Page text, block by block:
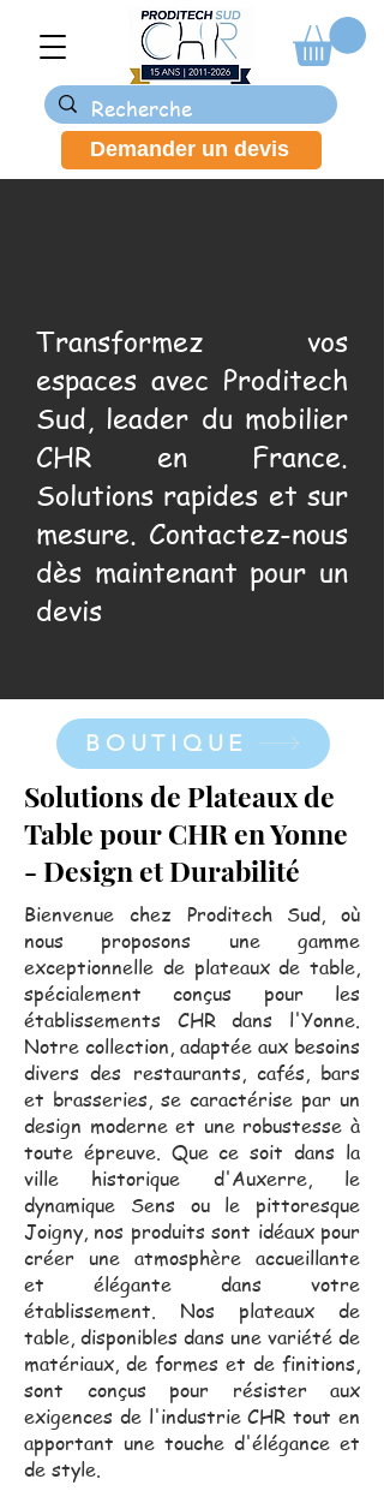
Demander un devis
Transformez vos
espaces avec Proditech
Sud, leader du mobilier
CHR en France.
Solutions rapides et sur
mesure. Contactez-nous
dès maintenant pour un
devis
BOUTIQUE
Solutions de Plateaux de
Table pour CHR en Yonne
- Design et Durabilité
Bienvenue chez Proditech Sud, où
nous proposons une gamme
exceptionnelle de plateaux de table,
spécialement conçus pour les
établissements CHR dans l'Yonne.
Notre collection, adaptée aux besoins
divers des restaurants, cafés, bars
et brasseries, se caractérise par un
design moderne et une robustesse à
toute épreuve. Que ce soit dans la
ville historique d'Auxerre, le
dynamique Sens ou le pittoresque
Joigny, nos produits sont idéaux pour
créer une atmosphère accueillante
et élégante dans votre
établissement. Nos plateaux de
table, disponibles dans une variété de
matériaux, de formes et de finitions,
sont conçus pour résister aux
exigences de l'industrie CHR tout en
apportant une touche d'élégance et
de style.